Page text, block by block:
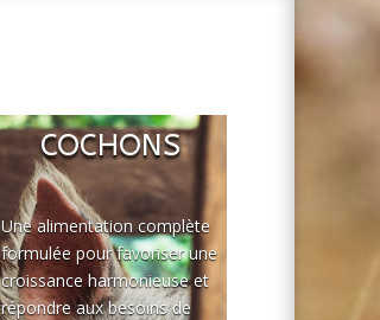
COCHONS
Une alimentation complète
formulée pour favoriser une
croissance harmonieuse et
répondre aux besoins de